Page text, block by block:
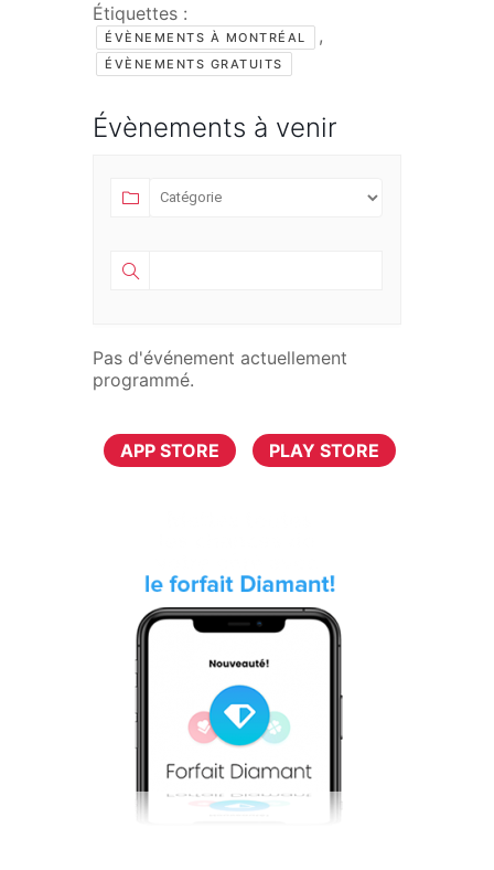
Étiquettes :
ÉVÈNEMENTS À MONTRÉAL ,
ÉVÈNEMENTS GRATUITS
Évènements à venir
Pas d'événement actuellement
programmé.
APP STORE PLAY STORE